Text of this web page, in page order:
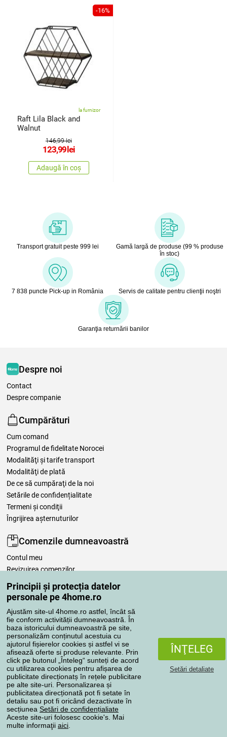
Principii și protecția datelor
personale pe 4home.ro
Ajustăm site-ul 4home.ro astfel, încât să
fie conform activității dumneavoastră. În
baza istoricului dumneavoastră pe site,
personalizăm conținutul acestuia cu
ajutorul fișierelor cookies și astfel vi se
afisează oferte si produse relevante. Prin
click pe butonul „Înteleg“ sunteți de acord
cu utilizarea cookies pentru afișarea de
publicitate direcționatș în rețele publicitare
pe alte site-uri. Personalizarea și
publicitatea direcționată pot fi setate în
detaliu sau pot fi oricând dezactivate în
secțiunea Setări de confidențialiate
Aceste site-uri folosesc cookie's. Mai
multe informaţii aici
ÎNŢELEG
Setări detaliate
-16%
la furnizor
Raft Lila Black and
Walnut
146,99 lei
123,99lei
Adaugă în coș
Transport gratuit peste 999 lei
Gamă largă de produse (99 % produse
în stoc)
7 838 puncte Pick-up in România Servis de calitate pentru clienţii noştri
Garanţia returnării banilor
Despre noi
Contact
Despre companie
Cumpărături
Cum comand
Programul de fidelitate Norocei
Modalităţi şi tarife transport
Modalităţi de plată
De ce să cumpăraţi de la noi
Setările de confidențialitate
Termeni şi condiţii
Îngrijirea așternuturilor
Comenzile dumneavoastră
Contul meu
Revizuirea comenzilor
Reclamaţii
Retragere de la contract
Regulile de procesare a recenziilor
Metode de transport
Metode de plată
Magazin de încredere